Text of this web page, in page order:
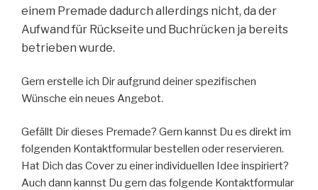
einem Premade dadurch allerdings nicht, da der
Aufwand für Rückseite und Buchrücken ja bereits
betrieben wurde.
Gern erstelle ich Dir aufgrund deiner spezifischen
Wünsche ein neues Angebot.
Gefällt Dir dieses Premade? Gern kannst Du es direkt im
folgenden Kontaktformular bestellen oder reservieren.
Hat Dich das Cover zu einer individuellen Idee inspiriert?
Auch dann kannst Du gern das folgende Kontaktformular